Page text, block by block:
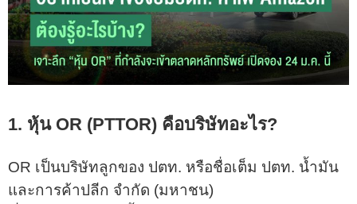
1. หุ้น OR (PTTOR) คือบริษัทอะไร?
OR เป็นบริษัทลูกของ ปตท. หรือชื่อเต็ม ปตท. น้ำมัน
และการค้าปลีก จำกัด (มหาชน)